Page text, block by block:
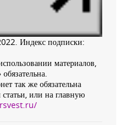
Индекс подписки:
материалов,
так же обязательна
или на главную